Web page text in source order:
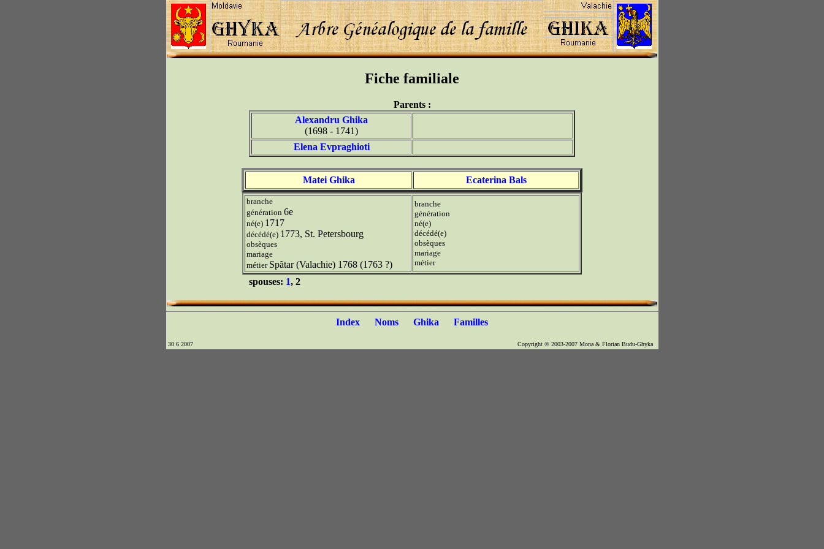
Fiche familiale
Parents :
Alexandru Ghika
(1698 - 1741)
Elena Evpraghioti
Matei Ghika Ecaterina Bals
branche
génération 6e
né(e) 1717
décédé(e) 1773, St. Petersbourg
obsèques
mariage
métier Spãtar (Valachie) 1768 (1763 ?)
branche
génération
né(e)
décédé(e)
obsèques
mariage
métier
spouses: 1, 2
Index Noms Ghika Familles
30 6 2007 Copyright © 2003-2007 Mona & Florian Budu-Ghyka